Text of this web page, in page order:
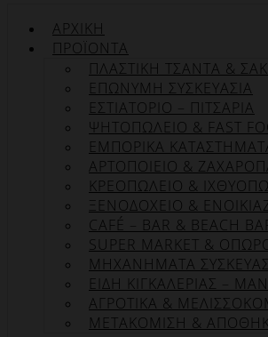
ΑΡΧΙΚΉ
ΠΡΟΪΌΝΤΑ
ΠΛΑΣΤΙΚΗ ΤΣΑΝΤΑ &
ΕΠΏΝΥΜΗ ΣΥΣΚΕΥΑΣΊΑ
ΕΣΤΙΑΤΟΡΙΟ – ΠΙΤΣΑΡΙΑ
ΨΗΤΟΠΩΛΕΙΟ & FAST
ΕΜΠΟΡΙΚΑ
ΑΡΤΟΠΟΙΕΙΟ &
ΚΡΕΟΠΩΛΕΙΟ &
ΞΕΝΟΔΟΧΕΙΟ &
CAFÉ – BAR & BEACH
SUPER MARKET &
ΜΗΧΑΝΗΜΑΤΑ
ΕΙΔΗ ΚΙΓΚΑΛΕΡΙΑΣ –
ΑΓΡΟΤΙΚΑ &
ΜΕΤΑΚΟΜΙΣΗ &